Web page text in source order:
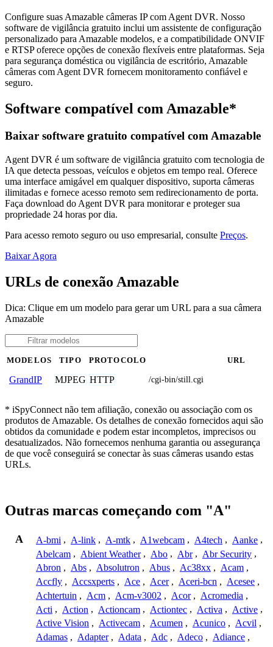
Configure suas Amazable câmeras IP com Agent DVR. Nosso
software de vigilância gratuito inclui um assistente de configuração
personalizado para Amazable modelos, e a compatibilidade ONVIF
e RTSP oferece opções de conexão flexíveis entre plataformas. Seja
para segurança doméstica ou vigilância de escritório, Amazable
câmeras com Agent DVR fornecem monitoramento confiável e
seguro.
Software compatível com Amazable*
Baixar software gratuito compatível com Amazable
Agent DVR é um software de vigilância gratuito com tecnologia de
IA que detecta pessoas, veículos e objetos em tempo real. Oferece
uma interface amigável em qualquer dispositivo, suporta câmeras
ilimitadas e fornece acesso remoto sem redirecionamento de porta.
Faça download do Agent DVR para monitorar e proteger sua
propriedade 24 horas por dia.
Para acesso remoto seguro ou uso empresarial, consulte Preços.
Baixar Agora
URLs de conexão Amazable
Dica: Clique em um modelo para gerar um URL para a sua câmera
Amazable
MODELOS TIPO PROTOCOLO URL
GrandIP MJPEG HTTP /cgi-bin/still.cgi
* iSpyConnect não tem afiliação, conexão ou associação com os
produtos de Amazable. Os detalhes de conexão fornecidos aqui são
obtidos da comunidade e podem estar incompletos, imprecisos ou
desatualizados. Não fornecemos nenhuma garantia ou assegurança
de que você conseguirá se conectar às suas câmeras usando estas
URLs.
Outras marcas começando com "A"
A A-bmi , A-link , A-mtk , A1webcam , A4tech , Aanke ,
Abelcam , Abient Weather , Abo , Abr , Abr Security ,
Abron , Abs , Absolutron , Abus , Ac38xx , Acam ,
Accfly , Accsxperts , Ace , Acer , Aceri-bcn , Acesee ,
Achtertuin , Acm , Acm-v3002 , Acor , Acromedia ,
Acti , Action , Actioncam , Actiontec , Activa , Active ,
Active Vision , Activecam , Acumen , Acunico , Acvil ,
Adamas , Adapter , Adata , Adc , Adeco , Adiance ,